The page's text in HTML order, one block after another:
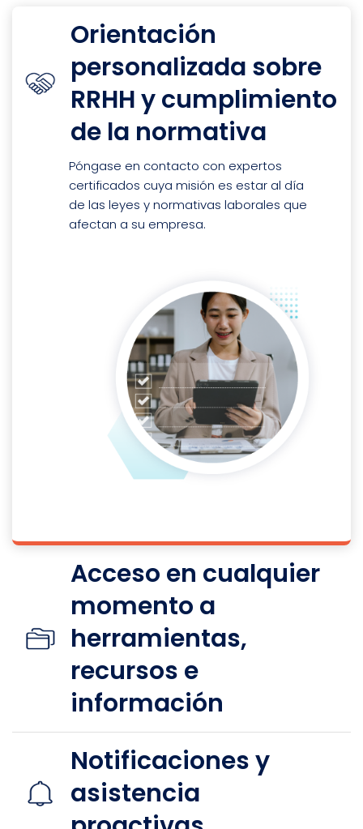
Orientación
personalizada sobre
RRHH y cumplimiento
de la normativa
Póngase en contacto con expertos
certificados cuya misión es estar al día
de las leyes y normativas laborales que
afectan a su empresa.
Acceso en cualquier
momento a
herramientas,
recursos e
información
Notificaciones y
asistencia